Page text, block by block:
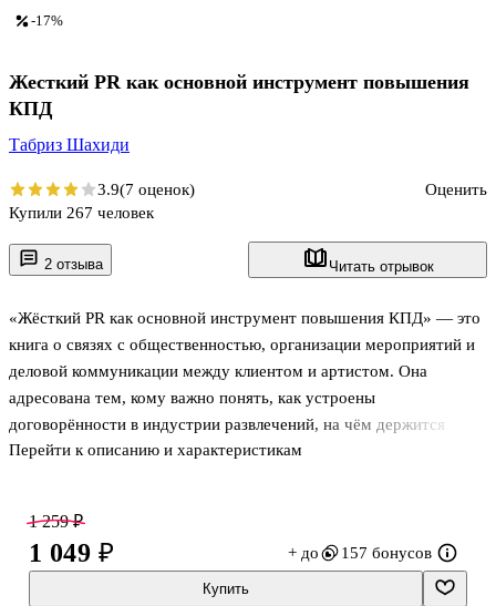
2 отзыва Читать отрывок
«Жёсткий PR как основной инструмент повышения КПД» — это
книга о связях с общественностью, организации мероприятий и
деловой коммуникации между клиентом и артистом. Она
адресована тем, кому важно понять, как устроены
договорённости в индустрии развлечений, на чём держится
доверие и почему результат зависит не только от идеи, но и от
профессию. В центре внимания — деловое общение,
организация выступлений и механизмы, которые соединяют
творческую задачу с финансовым расчётом.
Перейти к описанию и характеристикам
-17%
Жесткий PR как основной инструмент повышения
КПД
Табриз Шахиди
3.9(7 оценок)
Оценить
Купили 267 человек
1 259 ₽
1 049 ₽ + до 157 бонусов
Купить